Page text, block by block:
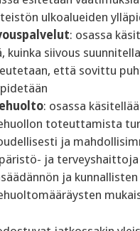
ulkoalueiden
: osassa
kuinka siivous
että sovittu
: osassa
toteuttamista
ja
ja
ja kunnallisten